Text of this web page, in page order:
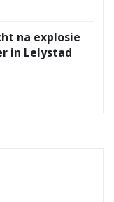
na explosie
in Lelystad